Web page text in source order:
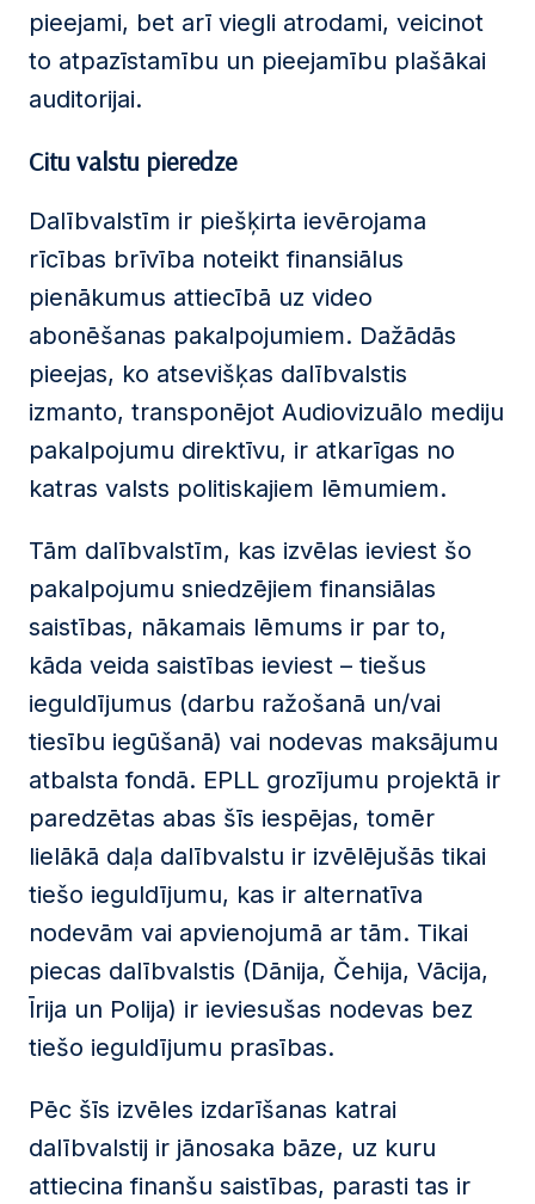
pieejami, bet arī viegli atrodami, veicinot
to atpazīstamību un pieejamību plašākai
auditorijai.
Citu valstu pieredze
Dalībvalstīm ir piešķirta ievērojama
rīcības brīvība noteikt finansiālus
pienākumus attiecībā uz video
abonēšanas pakalpojumiem. Dažādās
pieejas, ko atsevišķas dalībvalstis
izmanto, transponējot Audiovizuālo mediju
pakalpojumu direktīvu, ir atkarīgas no
katras valsts politiskajiem lēmumiem.
Tām dalībvalstīm, kas izvēlas ieviest šo
pakalpojumu sniedzējiem finansiālas
saistības, nākamais lēmums ir par to,
kāda veida saistības ieviest – tiešus
ieguldījumus (darbu ražošanā un/vai
tiesību iegūšanā) vai nodevas maksājumu
atbalsta fondā. EPLL grozījumu projektā ir
paredzētas abas šīs iespējas, tomēr
lielākā daļa dalībvalstu ir izvēlējušās tikai
tiešo ieguldījumu, kas ir alternatīva
nodevām vai apvienojumā ar tām. Tikai
piecas dalībvalstis (Dānija, Čehija, Vācija,
Īrija un Polija) ir ieviesušas nodevas bez
tiešo ieguldījumu prasības.
Pēc šīs izvēles izdarīšanas katrai
dalībvalstij ir jānosaka bāze, uz kuru
attiecina finanšu saistības, parasti tas ir